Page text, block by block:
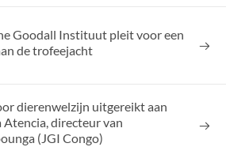
Goodall Instituut pleit voor een
de trofeejacht
dierenwelzijn uitgereikt aan
Atencia, directeur van
(JGI Congo)